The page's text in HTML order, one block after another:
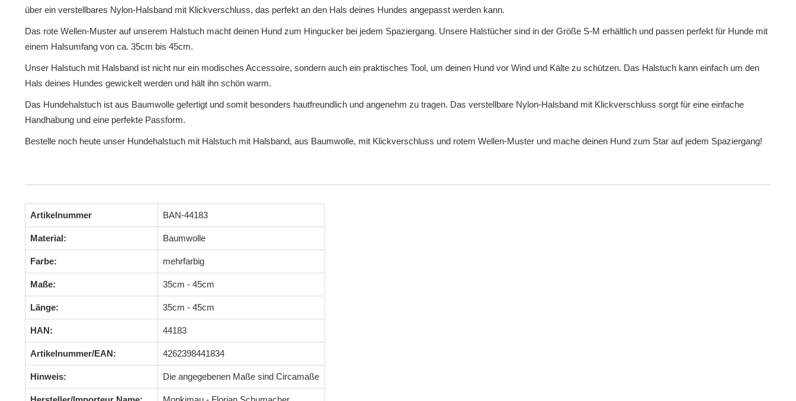
über ein verstellbares Nylon-Halsband mit Klickverschluss, das perfekt an den Hals deines Hundes angepasst werden kann.
Das rote Wellen-Muster auf unserem Halstuch macht deinen Hund zum Hingucker bei jedem Spaziergang. Unsere Halstücher sind in der Größe S-M erhältlich und passen perfekt für Hunde mit
einem Halsumfang von ca. 35cm bis 45cm.
Unser Halstuch mit Halsband ist nicht nur ein modisches Accessoire, sondern auch ein praktisches Tool, um deinen Hund vor Wind und Kälte zu schützen. Das Halstuch kann einfach um den
Hals deines Hundes gewickelt werden und hält ihn schön warm.
Das Hundehalstuch ist aus Baumwolle gefertigt und somit besonders hautfreundlich und angenehm zu tragen. Das verstellbare Nylon-Halsband mit Klickverschluss sorgt für eine einfache
Handhabung und eine perfekte Passform.
Bestelle noch heute unser Hundehalstuch mit Halstuch mit Halsband, aus Baumwolle, mit Klickverschluss und rotem Wellen-Muster und mache deinen Hund zum Star auf jedem Spaziergang!
Artikelnummer BAN-44183
Material: Baumwolle
Farbe: mehrfarbig
Maße: 35cm - 45cm
Länge: 35cm - 45cm
HAN: 44183
Artikelnummer/EAN: 4262398441834
Hinweis: Die angegebenen Maße sind Circamaße